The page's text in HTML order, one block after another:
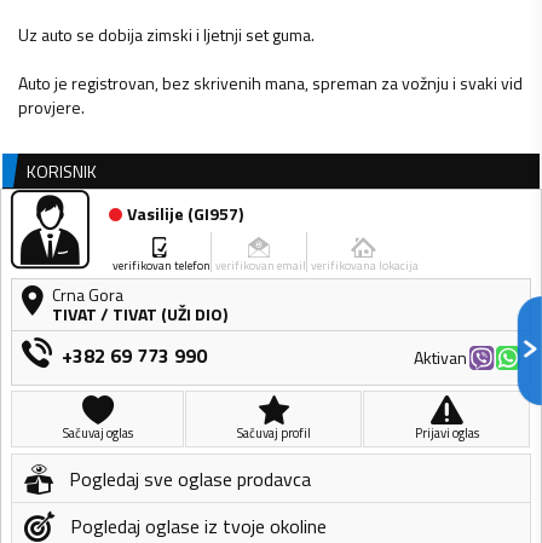
Uz auto se dobija zimski i ljetnji set guma.
Auto je registrovan, bez skrivenih mana, spreman za vožnju i svaki vid
provjere.
KORISNIK
Vasilije (GI957)
verifikovan telefon verifikovan email verifikovana lokacija
Crna Gora
TIVAT/ TIVAT (UŽI DIO)
+382 69 773 990 Aktivan
Sačuvaj oglas Sačuvaj profil Prijavi oglas
Pogledaj sve oglase prodavca
Pogledaj oglase iz tvoje okoline